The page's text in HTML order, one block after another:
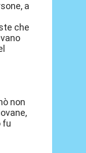
a
che
non
fu